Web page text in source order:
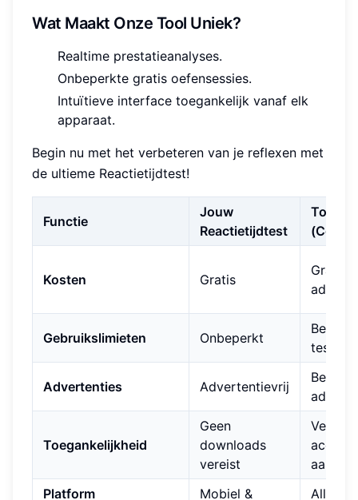
Wat Maakt Onze Tool Uniek?
Realtime prestatieanalyses.
Onbeperkte gratis oefensessies.
Intuïtieve interface toegankelijk vanaf elk
apparaat.
Begin nu met het verbeteren van je reflexen met
de ultieme Reactietijdtest!
Functie
Jouw
Reactietijdtest
Tool A
Kosten Gratis
Gratis
Gebruikslimieten Onbeperkt
tests/
Advertenties Advertentievrij
Bevat
Toegankelijkheid
Geen
downloads
vereist
Vereist
Platform
Mobiel &
Alleen